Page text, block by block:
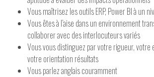
Vous maîtrisez les outils ERP, Power BI à un
Vous êtes à l’aise dans un environnement
collaborer avec des interlocuteurs variés
Vous vous distinguez par votre rigueur, votre
votre orientation résultats
Vous parlez anglais couramment